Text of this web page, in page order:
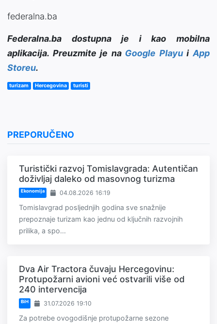
federalna.ba
Federalna.ba dostupna je i kao mobilna
aplikacija. Preuzmite je na Google PlayuiApp
Storeu.
turizam Hercegovina turisti
PREPORUČENO
Turistički razvoj Tomislavgrada: Autentičan
doživljaj daleko od masovnog turizma
Ekonomija 04.08.2026 16:19
Tomislavgrad posljednjih godina sve snažnije
prepoznaje turizam kao jednu od ključnih razvojnih
prilika, a spo...
Dva Air Tractora čuvaju Hercegovinu:
Protupožarni avioni već ostvarili više od
240 intervencija
BiH 31.07.2026 19:10
Za potrebe ovogodišnje protupožarne sezone